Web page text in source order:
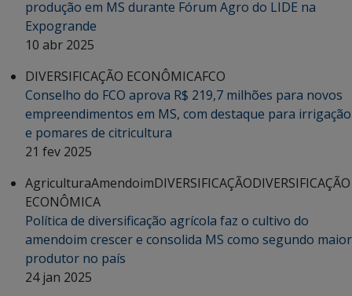
produção em MS durante Fórum Agro do LIDE na
Expogrande
10 abr 2025
DIVERSIFICAÇÃO ECONÔMICAFCO
Conselho do FCO aprova R$ 219,7 milhões para novos
empreendimentos em MS, com destaque para irrigação
e pomares de citricultura
21 fev 2025
AgriculturaAmendoimDIVERSIFICAÇÃODIVERSIFICAÇÃO
ECONÔMICA
Política de diversificação agrícola faz o cultivo do
amendoim crescer e consolida MS como segundo maior
produtor no país
24 jan 2025